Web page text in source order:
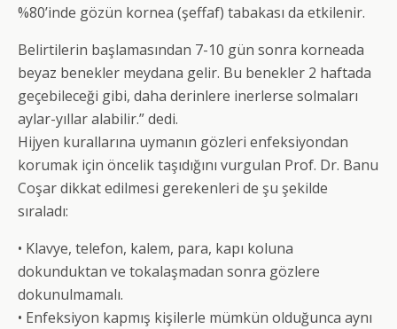
%80’inde gözün kornea (şeffaf) tabakası da etkilenir.
Belirtilerin başlamasından 7-10 gün sonra korneada
beyaz benekler meydana gelir. Bu benekler 2 haftada
geçebileceği gibi, daha derinlere inerlerse solmaları
aylar-yıllar alabilir.” dedi.
Hijyen kurallarına uymanın gözleri enfeksiyondan
korumak için öncelik taşıdığını vurgulan Prof. Dr. Banu
Coşar dikkat edilmesi gerekenleri de şu şekilde
sıraladı:
• Klavye, telefon, kalem, para, kapı koluna
dokunduktan ve tokalaşmadan sonra gözlere
dokunulmamalı.
• Enfeksiyon kapmış kişilerle mümkün olduğunca aynı